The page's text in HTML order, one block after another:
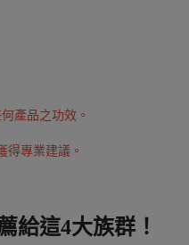
產品之功效。
得專業建議。
給這4大族群！